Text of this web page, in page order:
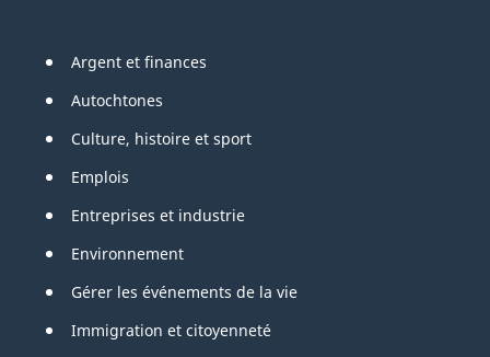
Pied
de
page
Argent et finances
Autochtones
Culture, histoire et sport
Emplois
Entreprises et industrie
Environnement
Gérer les événements de la vie
Immigration et citoyenneté